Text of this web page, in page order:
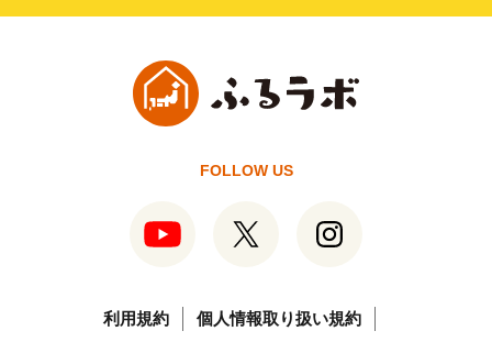
FOLLOW US
利用規約 個人情報取り扱い規約